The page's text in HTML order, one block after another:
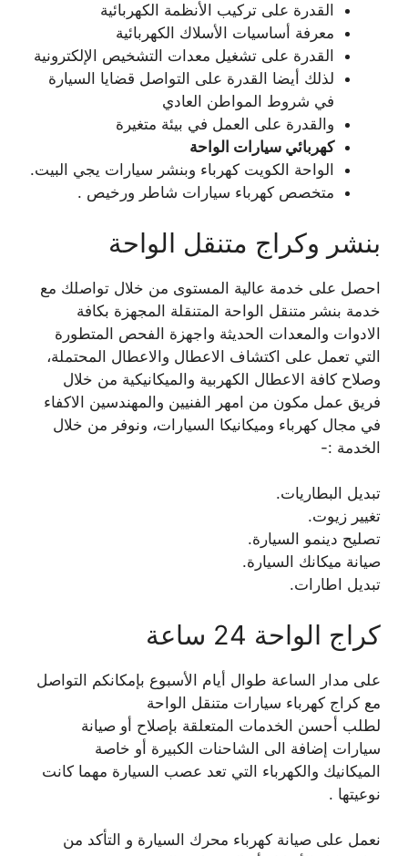
القدرة على تركيب الأنظمة الكهربائية
معرفة أساسيات الأسلاك الكهربائية
القدرة على تشغيل معدات التشخيص الإلكترونية
لذلك أيضا القدرة على التواصل قضايا السيارة
في شروط المواطن العادي
والقدرة على العمل في بيئة متغيرة
كهربائي سيارات الواحة
الواحة الكويت كهرباء وبنشر سيارات يجي البيت.
متخصص كهرباء سيارات شاطر ورخيص .
بنشر وكراج متنقل الواحة
احصل على خدمة عالية المستوى من خلال تواصلك مع
خدمة بنشر متنقل الواحة المتنقلة المجهزة بكافة
الادوات والمعدات الحديثة واجهزة الفحص المتطورة
التي تعمل على اكتشاف الاعطال والاعطال المحتملة،
وصلاح كافة الاعطال الكهربية والميكانيكية من خلال
فريق عمل مكون من امهر الفنيين والمهندسين الاكفاء
في مجال كهرباء وميكانيكا السيارات، ونوفر من خلال
الخدمة :-
تبديل البطاريات.
تغيير زيوت.
تصليح دينمو السيارة.
صيانة ميكانك السيارة.
تبديل اطارات.
كراج الواحة 24 ساعة
على مدار الساعة طوال أيام الأسبوع بإمكانكم التواصل
مع كراج كهرباء سيارات متنقل الواحة
لطلب أحسن الخدمات المتعلقة بإصلاح أو صيانة
سيارات إضافة الى الشاحنات الكبيرة أو خاصة
الميكانيك والكهرباء التي تعد عصب السيارة مهما كانت
نوعيتها .
نعمل على صيانة كهرباء محرك السيارة و التأكد من